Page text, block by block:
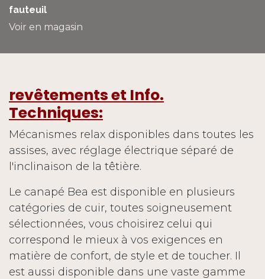
fauteuil
Voir en magasin
revêtements et Info.
Techniques:
Mécanismes relax disponibles dans toutes les
assises, avec réglage électrique séparé de
l'inclinaison de la têtière.
Le canapé Bea est disponible en plusieurs
catégories de cuir, toutes soigneusement
sélectionnées, vous choisirez celui qui
correspond le mieux à vos exigences en
matière de confort, de style et de toucher. Il
est aussi disponible dans une vaste gamme